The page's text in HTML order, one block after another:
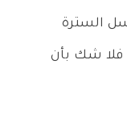
السترة
فلا شك بأن